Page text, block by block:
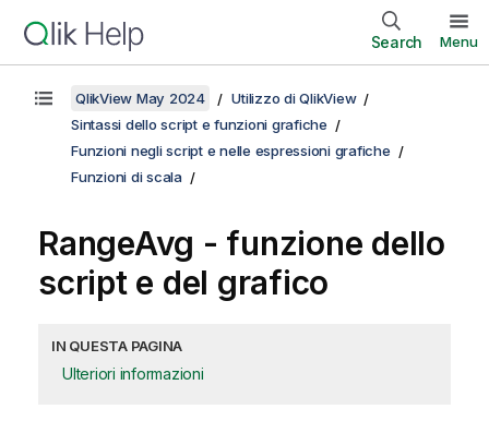
Search Menu
QlikView May 2024
Utilizzo di QlikView
Sintassi dello script e funzioni grafiche
Funzioni negli script e nelle espressioni grafiche
Funzioni di scala
RangeAvg - funzione dello
script e del grafico
IN QUESTA PAGINA
Ulteriori informazioni